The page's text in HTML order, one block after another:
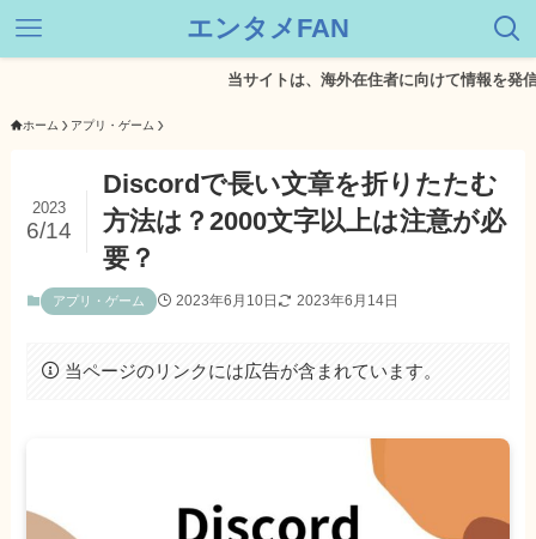
エンタメFAN
当サイトは、海外在住者に向けて情報を発信してい
ホーム アプリ・ゲーム
Discordで長い文章を折りたたむ
方法は？2000文字以上は注意が必
要？
2023
6/14
アプリ・ゲーム 2023年6月10日 2023年6月14日
当ページのリンクには広告が含まれています。